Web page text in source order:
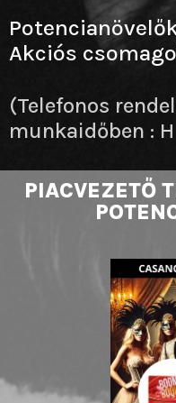
PIACVEZETŐ
Akciós
(Telefonos
munkaidőben : H